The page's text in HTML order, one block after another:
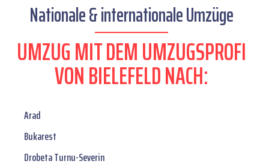
Nationale & internationale Umzüge
UMZUG MIT DEM UMZUGSPROFI
VON BIELEFELD NACH:
Arad
Bukarest
Drobeta Turnu-Severin